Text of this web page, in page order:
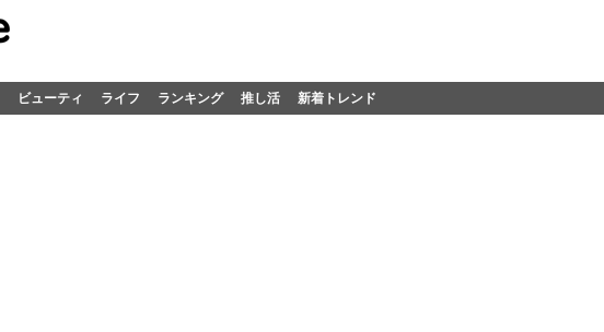
ビューティ ライフ ランキング 推し活 新着トレンド